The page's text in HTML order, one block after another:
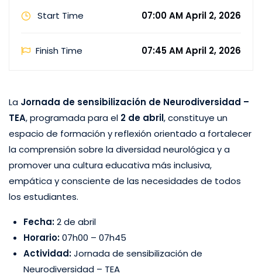
Start Time 07:00 AM April 2, 2026
Finish Time 07:45 AM April 2, 2026
La Jornada de sensibilización de Neurodiversidad –
TEA, programada para el 2 de abril, constituye un
espacio de formación y reflexión orientado a fortalecer
la comprensión sobre la diversidad neurológica y a
promover una cultura educativa más inclusiva,
empática y consciente de las necesidades de todos
los estudiantes.
Fecha:2 de abril
Horario:07h00 – 07h45
Actividad:Jornada de sensibilización de
Neurodiversidad – TEA